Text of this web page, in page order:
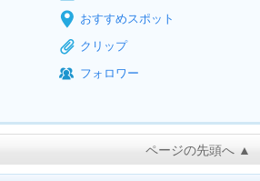
おすすめスポット
クリップ
フォロワー
ページの先頭へ ▲